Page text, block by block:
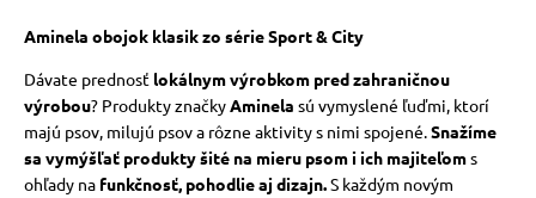
Aminela obojok klasik zo série Sport & City
Dávate prednosť lokálnym výrobkom pred zahraničnou
výrobou? Produkty značkyAminela sú vymyslené ľuďmi, ktorí
majú psov, milujú psov a rôzne aktivity s nimi spojené.Snažíme
sa vymýšľať produkty šité na mieru psom i ich majiteľoms
ohľady na funkčnosť, pohodlie aj dizajn.S každým novým